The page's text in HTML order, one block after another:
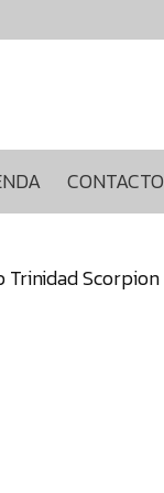
CONTACTO
Trinidad Scorpion